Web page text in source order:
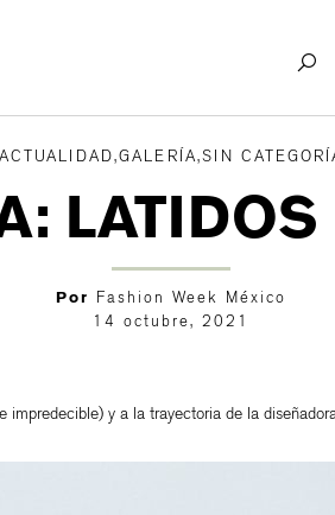
ACTUALIDAD,GALERÍA,SIN
Por
Fashion Week México
14 octubre, 2021
y a la trayectoria de la